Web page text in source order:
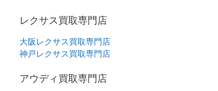
レクサス買取専門店
大阪レクサス買取専門店
神戸レクサス買取専門店
アウディ買取専門店